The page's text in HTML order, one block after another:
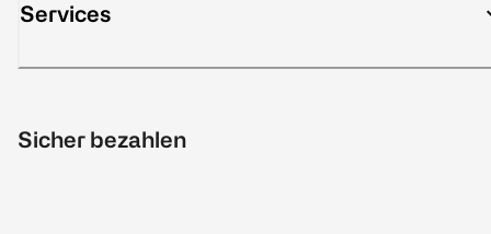
Services
Sicher bezahlen